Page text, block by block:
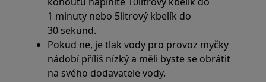
1 minuty nebo 5litrový kbelík do
30 sekund.
Pokud ne, je tlak vody pro provoz myčky
nádobí příliš nízký a měli byste se obrátit
na svého dodavatele vody.